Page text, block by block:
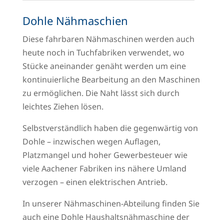
Dohle Nähmaschien
Diese fahrbaren Nähmaschinen werden auch
heute noch in Tuchfabriken verwendet, wo
Stücke aneinander genäht werden um eine
kontinuierliche Bearbeitung an den Maschinen
zu ermöglichen. Die Naht lässt sich durch
leichtes Ziehen lösen.
Selbstverständlich haben die gegenwärtig von
Dohle – inzwischen wegen Auflagen,
Platzmangel und hoher Gewerbesteuer wie
viele Aachener Fabriken ins nähere Umland
verzogen – einen elektrischen Antrieb.
In unserer Nähmaschinen-Abteilung finden Sie
auch eine Dohle Haushaltsnähmaschine der